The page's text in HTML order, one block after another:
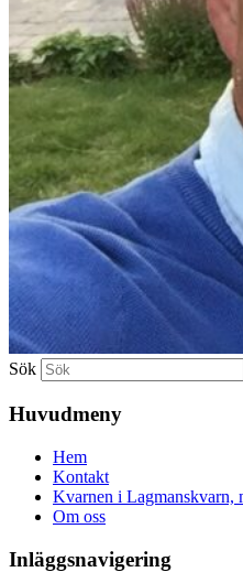
Sök
Huvudmeny
Hem
Kontakt
Kvarnen i Lagmanskvarn,
Om oss
Inläggsnavigering